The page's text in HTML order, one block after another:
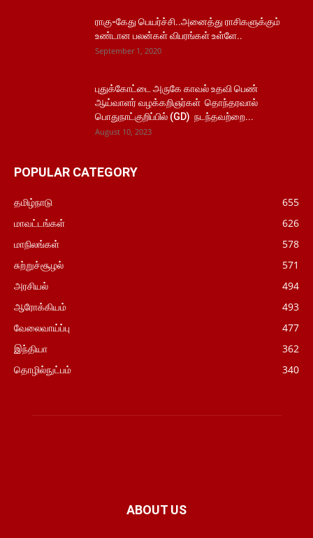
ராகு-கேது பெயர்ச்சி..அனைத்து ராசிகளுக்கும்
உண்டான பலன்கள் விபரங்கள் உள்ளே..
September 1, 2020
புதுக்கோட்டை அருகே காவல் உதவி பெண்
ஆய்வாளர் வழக்கறிஞர்கள் தொந்தரவால்
பொதுநாட்குறிப்பில் (GD) நடந்தவற்றை...
August 10, 2023
POPULAR CATEGORY
தமிழ்நாடு
655
மாவட்டங்கள்
626
மாநிலங்கள்
578
சுற்றுச்சூழல்
571
அரசியல்
494
ஆரோக்கியம்
493
வேலைவாய்ப்பு
477
இந்தியா
362
தொழில்நுட்பம்
340
ABOUT US